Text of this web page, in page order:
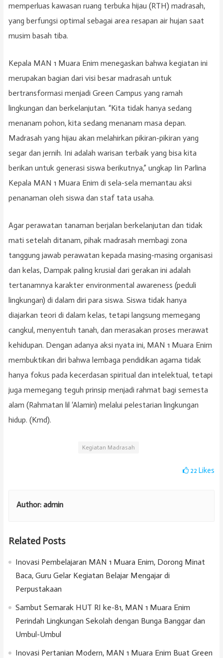
memperluas kawasan ruang terbuka hijau (RTH) madrasah,
yang berfungsi optimal sebagai area resapan air hujan saat
musim basah tiba.
Kepala MAN 1 Muara Enim menegaskan bahwa kegiatan ini
merupakan bagian dari visi besar madrasah untuk
bertransformasi menjadi Green Campus yang ramah
lingkungan dan berkelanjutan. “Kita tidak hanya sedang
menanam pohon, kita sedang menanam masa depan.
Madrasah yang hijau akan melahirkan pikiran-pikiran yang
segar dan jernih. Ini adalah warisan terbaik yang bisa kita
berikan untuk generasi siswa berikutnya,” ungkap Iin Parlina
Kepala MAN 1 Muara Enim di sela-sela memantau aksi
penanaman oleh siswa dan staf tata usaha.
Agar perawatan tanaman berjalan berkelanjutan dan tidak
mati setelah ditanam, pihak madrasah membagi zona
tanggung jawab perawatan kepada masing-masing organisasi
dan kelas, Dampak paling krusial dari gerakan ini adalah
tertanamnya karakter environmental awareness (peduli
lingkungan) di dalam diri para siswa. Siswa tidak hanya
diajarkan teori di dalam kelas, tetapi langsung memegang
cangkul, menyentuh tanah, dan merasakan proses merawat
kehidupan. Dengan adanya aksi nyata ini, MAN 1 Muara Enim
membuktikan diri bahwa lembaga pendidikan agama tidak
hanya fokus pada kecerdasan spiritual dan intelektual, tetapi
juga memegang teguh prinsip menjadi rahmat bagi semesta
alam (Rahmatan lil ‘Alamin) melalui pelestarian lingkungan
hidup. (Kmd).
Kegiatan Madrasah
22Likes
Author: admin
Related Posts
Inovasi Pembelajaran MAN 1 Muara Enim, Dorong Minat
Baca, Guru Gelar Kegiatan Belajar Mengajar di
Perpustakaan
Sambut Semarak HUT RI ke-81, MAN 1 Muara Enim
Perindah Lingkungan Sekolah dengan Bunga Banggar dan
Umbul-Umbul
Inovasi Pertanian Modern, MAN 1 Muara Enim Buat Green